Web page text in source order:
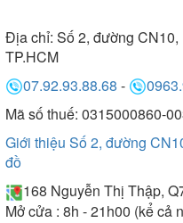
Địa chỉ: Số 2, đường CN10,
TP.HCM
07.92.93.88.68 -
Mã số thuế: 0315000860-
Giới thiệu Số 2, đường
đồ
168 Nguyễn Thị Thập,
Mở cửa : 8h - 21h00 (kể cả